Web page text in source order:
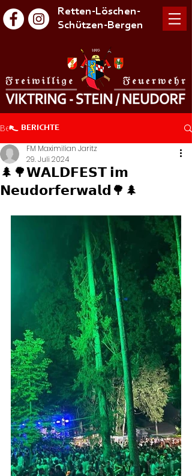
Retten-Löschen-
Schützen-Bergen
Beitrag
🌲🌳𝗪𝗔𝗟𝗗𝗙𝗘𝗦𝗧 𝗶𝗺
𝗡𝗲𝘂𝗱𝗼𝗿𝗳𝗲𝗿𝘄𝗮𝗹𝗱🌳🌲
FM Maximilian Jaritz
29. Juli 2024
BERICHTE